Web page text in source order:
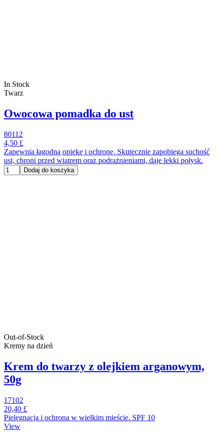
In Stock
Twarz
Owocowa pomadka do ust
80112
4,50 £
Zapewnia łagodną opiekę i ochronę. Skutecznie zapobiega suchość
ust, chroni przed wiatrem oraz podrażnieniami, daje lekki połysk.
Dodaj do koszyka
Out-of-Stock
Kremy na dzień
Krem do twarzy z olejkiem arganowym,
50g
17102
20,40 £
Pielęgnacja i ochrona w wielkim mieście. SPF 10
View